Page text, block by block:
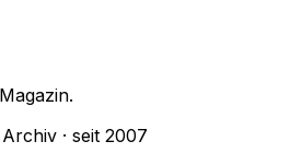
Archiv · seit 2007